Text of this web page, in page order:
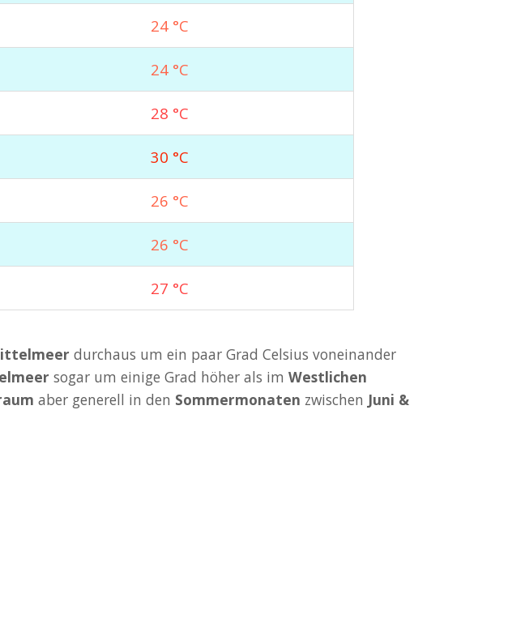
24 °C
24 °C
28 °C
30 °C
26 °C
26 °C
27 °C
durchaus um ein paar Grad Celsius voneinander
sogar um einige Grad höher als im Westlichen
aber generell in den Sommermonaten zwischen Juni &